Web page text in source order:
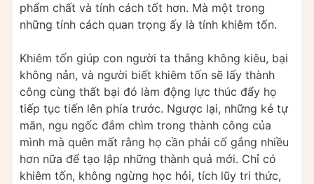
phẩm chất và tính cách tốt hơn. Mà một trong
những tính cách quan trọng ấy là tính khiêm tốn.
Khiêm tốn giúp con người ta thắng không kiêu, bại
không nản, và người biết khiêm tốn sẽ lấy thành
công cùng thất bại đó làm động lực thúc đẩy họ
tiếp tục tiến lên phía trước. Ngược lại, những kẻ tự
mãn, ngu ngốc đắm chìm trong thành công của
mình mà quên mất rằng họ cần phải cố gắng nhiều
hơn nữa để tạo lập những thành quả mới. Chỉ có
khiêm tốn, không ngừng học hỏi, tích lũy tri thức,